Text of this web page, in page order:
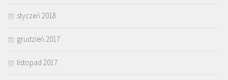
styczeń 2018
grudzień 2017
listopad 2017